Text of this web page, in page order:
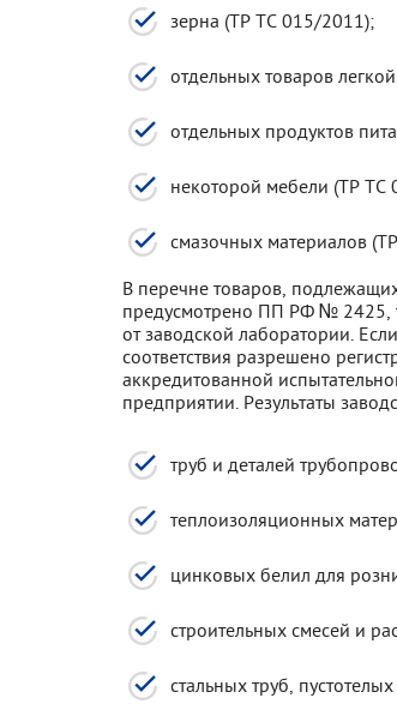
зерна (ТР ТС 015/2011);
отдельных товаров
отдельных продуктов
некоторой мебели (ТР ТС
смазочных материалов
В перечне товаров,
предусмотрено ПП РФ № 2425,
от заводской лаборатории.
соответствия разрешено
аккредитованной
предприятии. Результаты
труб и деталей
теплоизоляционных
цинковых белил для
строительных смесей и
стальных труб,